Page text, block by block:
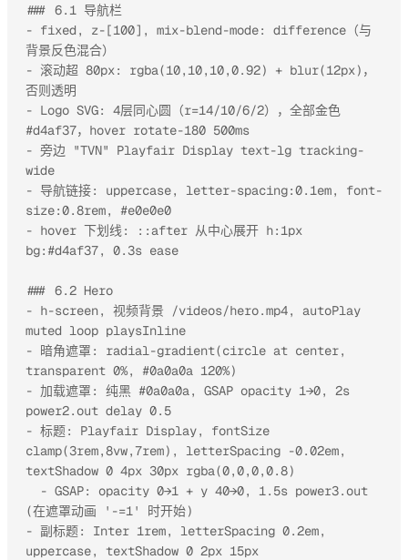
### 6.1 导航栏
- fixed, z-[100], mix-blend-mode: difference（与
背景反色混合）
- 滚动超 80px: rgba(10,10,10,0.92) + blur(12px)，
否则透明
- Logo SVG: 4层同心圆（r=14/10/6/2），全部金色
#d4af37，hover rotate-180 500ms
- 旁边 "TVN" Playfair Display text-lg tracking-
wide
- 导航链接: uppercase, letter-spacing:0.1em, font-
size:0.8rem, #e0e0e0
- hover 下划线: ::after 从中心展开 h:1px
bg:#d4af37, 0.3s ease
### 6.2 Hero
- h-screen, 视频背景 /videos/hero.mp4, autoPlay
muted loop playsInline
- 暗角遮罩: radial-gradient(circle at center,
transparent 0%, #0a0a0a 120%)
- 加载遮罩: 纯黑 #0a0a0a, GSAP opacity 1→0, 2s
power2.out delay 0.5
- 标题: Playfair Display, fontSize
clamp(3rem,8vw,7rem), letterSpacing -0.02em,
textShadow 0 4px 30px rgba(0,0,0,0.8)
(在遮罩动画 '-=1' 时开始)
- 副标题: Inter 1rem, letterSpacing 0.2em,
uppercase, textShadow 0 2px 15px